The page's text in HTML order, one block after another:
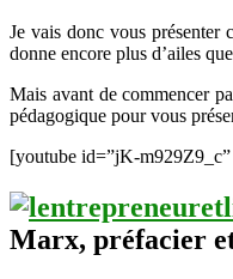
Je vais donc vous présenter
donne encore plus d’ailes
Mais avant de commencer
pédagogique pour vous
[youtube id=”jK-
Marx, préfacier